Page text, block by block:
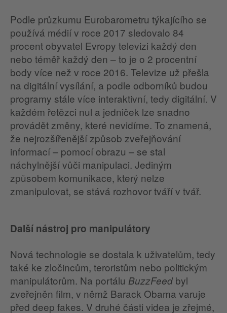
Podle průzkumu Eurobarometru týkajícího se
používá médií v roce 2017 sledovalo 84
procent obyvatel Evropy televizi každý den
nebo téměř každý den – to je o 2 procentní
body více než v roce 2016. Televize už přešla
na digitální vysílání, a podle odborníků budou
programy stále více interaktivní, tedy digitální. V
každém řetězci nul a jedniček lze snadno
provádět změny, které nevidíme. To znamená,
že nejrozšířenější způsob zveřejňování
informací – pomocí obrazu – se stal
náchylnější vůči manipulaci. Jediným
způsobem komunikace, který nelze
zmanipulovat, se stává rozhovor tváří v tvář.
Další nástroj pro manipulátory
Nová technologie se dostala k uživatelům, tedy
také ke zločincům, teroristům nebo politickým
manipulátorům. Na portálu BuzzFeed byl
zveřejněn film, v němž Barack Obama varuje
před deep fakes. V druhé části videa je zřejmé,